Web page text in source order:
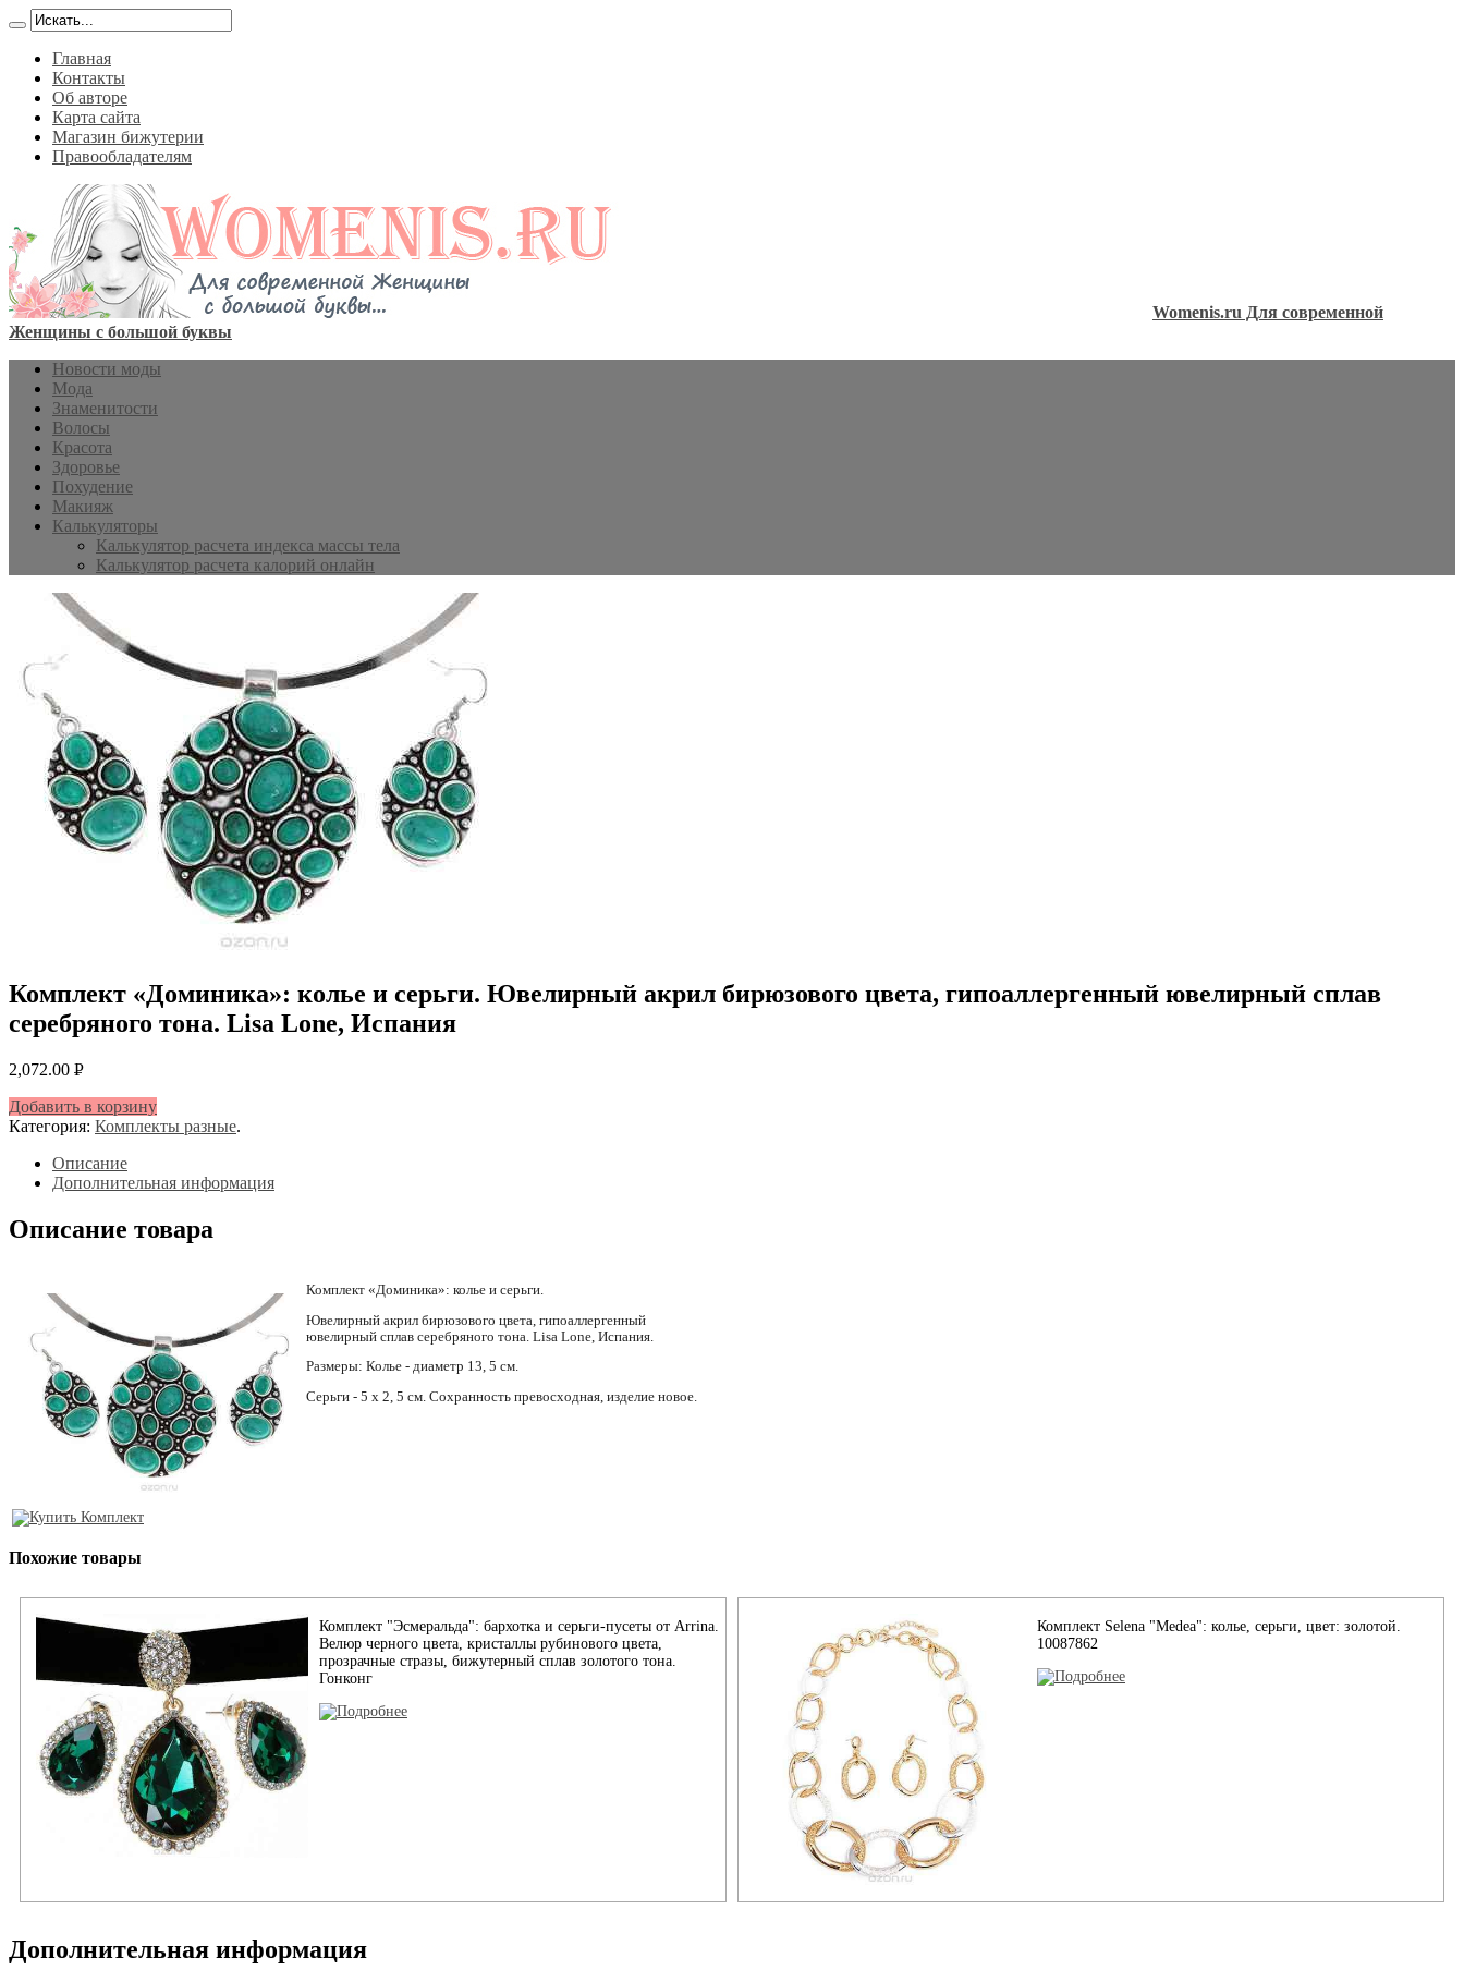
Главная
Контакты
Об авторе
Карта сайта
Магазин бижутерии
Правообладателям
Womenis.ru Для современной
Женщины с большой буквы
Новости моды
Мода
Знаменитости
Волосы
Красота
Здоровье
Похудение
Макияж
Калькуляторы
Калькулятор расчета индекса массы тела
Калькулятор расчета калорий онлайн
Комплект «Доминика»: колье и серьги. Ювелирный акрил бирюзового цвета, гипоаллергенный ювелирный сплав
серебряного тона. Lisa Lone, Испания
2,072.00 Р
Добавить в корзину
Категория: Комплекты разные.
Описание
Дополнительная информация
Описание товара
Комплект «Доминика»: колье и серьги.
Ювелирный акрил бирюзового цвета, гипоаллергенный
ювелирный сплав серебряного тона. Lisa Lone, Испания.
Размеры: Колье - диаметр 13, 5 см.
Серьги - 5 х 2, 5 см. Сохранность превосходная, изделие новое.
Похожие товары
Комплект "Эсмеральда": бархотка и серьги-пусеты от Arrina.
Велюр черного цвета, кристаллы рубинового цвета,
прозрачные стразы, бижутерный сплав золотого тона.
Гонконг
Комплект Selena "Medea": колье, серьги, цвет: золотой.
10087862
Дополнительная информация